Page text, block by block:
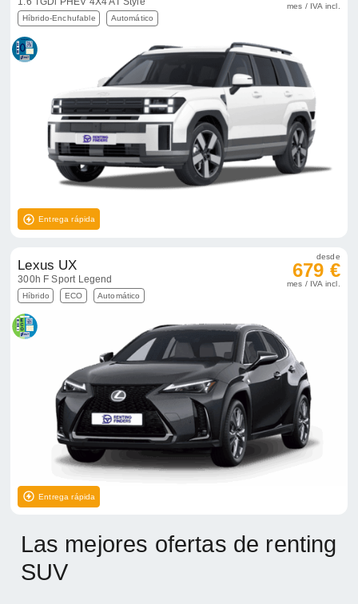
Híbrido-Enchufable Automático
mes / IVA incl.
Entrega rápida
Lexus UX
300h F Sport Legend
Híbrido ECO Automático
desde
679 €
mes / IVA incl.
Entrega rápida
Las mejores ofertas de renting
SUV